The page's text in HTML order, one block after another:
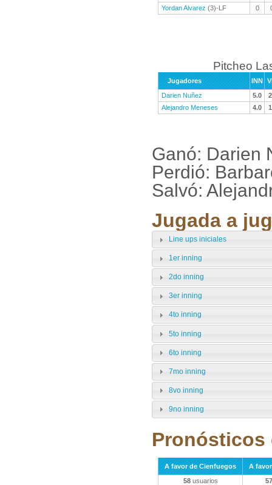
Yordan Alvarez (3)-LF 0
Pitcheo
Jugadores INN
Darien Nuñez
5.0
Alejandro Meneses
4.0
Ganó: Darien
Perdió:
Salvó:
Jugada a
Line ups iniciales
1er inning
2do inning
3er inning
4to inning
5to inning
6to inning
7mo inning
8vo inning
9no inning
Pronósticos
A favor de Cienfuegos
A
58usuarios 57